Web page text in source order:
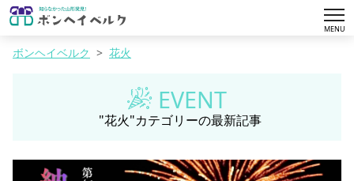
MENU
ボンヘイベルク 花火
EVENT
"花火"カテゴリーの最新記事